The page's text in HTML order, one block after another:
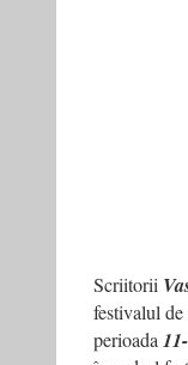
Scriitorii
festivalul
perioada